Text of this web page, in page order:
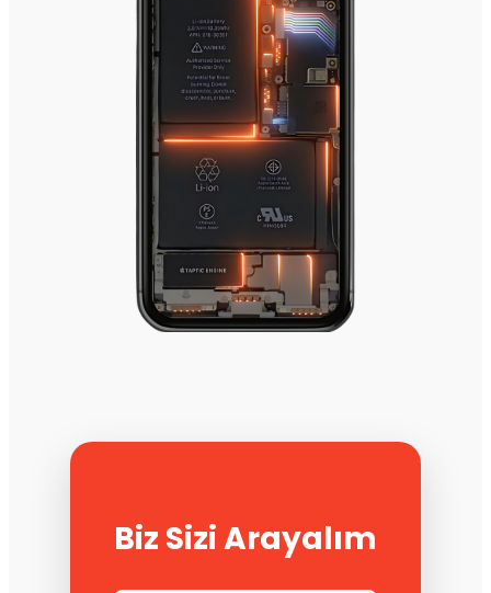
Biz Sizi Arayalım